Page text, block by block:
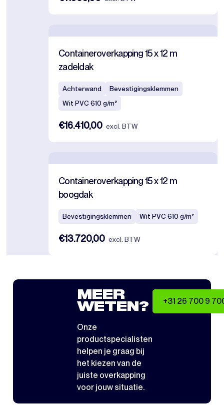
Containeroverkapping 15 x 12 m
zadeldak
Achterwand
Bevestigingsklemmen
Wit PVC 610 g/m²
€16.410,00 excl. BTW
Containeroverkapping 15 x 12 m
boogdak
Bevestigingsklemmen Wit PVC 610 g/m²
€13.720,00 excl. BTW
MEER
WETEN?
Onze
productspecialisten
helpen je graag bij
het kiezen van de
juiste overkapping
voor jouw situatie.
+31 26 700 9